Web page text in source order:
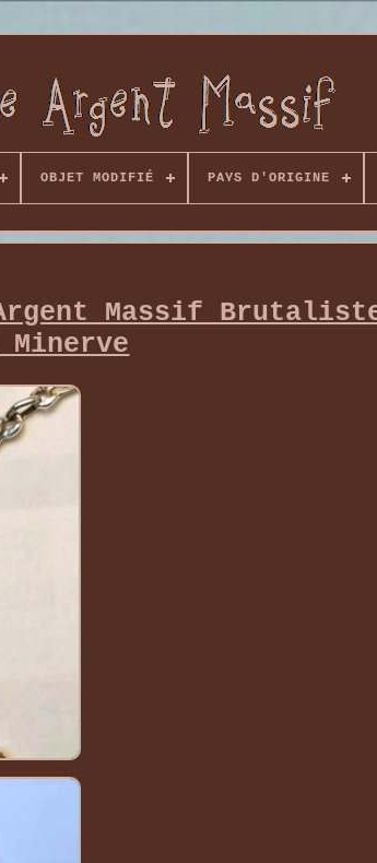
OBJET MODIFIÉ PAYS D'ORIGINE
Massif